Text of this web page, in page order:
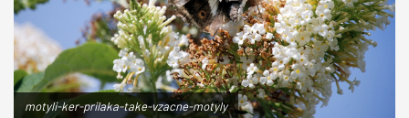
motyli-ker-prilaka-take-vzacne-motyly